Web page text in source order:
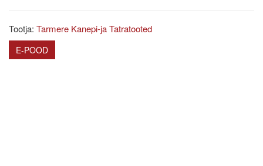
Tootja: Tarmere Kanepi-ja Tatratooted
E-POOD